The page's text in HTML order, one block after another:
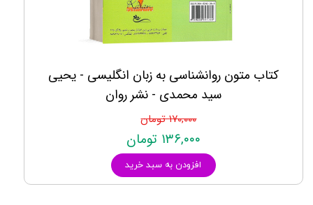
کتاب متون روانشناسی به زبان انگلیسی - یحیی
سید محمدی - نشر روان
۱۷۰,۰۰۰ تومان
۱۳۶,۰۰۰ تومان
افزودن به سبد خرید